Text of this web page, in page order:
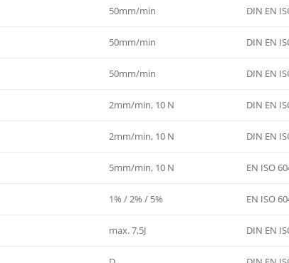
50mm/min DIN EN
50mm/min DIN EN
50mm/min DIN EN
2mm/min, 10 N DIN EN
2mm/min, 10 N DIN EN
5mm/min, 10 N EN ISO
1% / 2% / 5% EN ISO
max. 7,5J DIN EN